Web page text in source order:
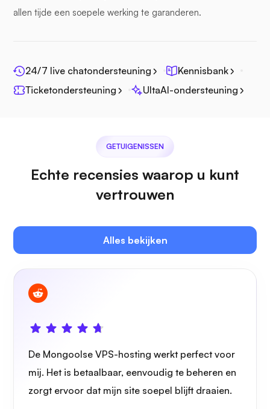
Fotoprisma
Eigen cast
allen tijde een soepele werking te garanderen.
24/7 live chatondersteuning
Kennisbank
Ticketondersteuning
UltaAI-ondersteuning
GETUIGENISSEN
Echte recensies waarop u kunt
vertrouwen
Alles bekijken
De Mongoolse VPS-hosting werkt perfect voor
mij. Het is betaalbaar, eenvoudig te beheren en
zorgt ervoor dat mijn site soepel blijft draaien.